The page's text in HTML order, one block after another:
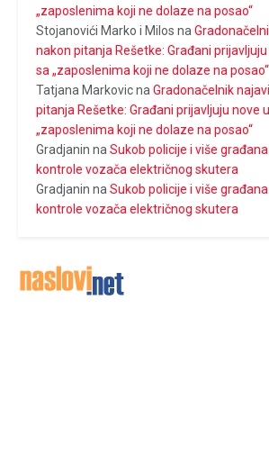
„zaposlenima koji ne dolaze na posao“
Stojanovići Marko i Milos na
nakon pitanja Rešetke: Građani
sa „zaposlenima koji ne dolaze na posao“
Tatjana MarkovicnaGradonačelnik
pitanja Rešetke: Građani prijavljuju nove
„zaposlenima koji ne dolaze na posao“
Gradjanin naSukob policije i više
kontrole vozača električnog skutera
Gradjanin naSukob policije i više
kontrole vozača električnog skutera